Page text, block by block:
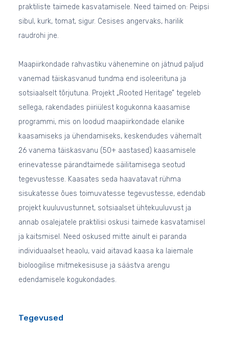
praktiliste taimede kasvatamisele. Need taimed on: Peipsi
sibul, kurk, tomat, sigur. Cesises angervaks, harilik
raudrohi jne.
Maapiirkondade rahvastiku vähenemine on jätnud paljud
vanemad täiskasvanud tundma end isoleerituna ja
sotsiaalselt tõrjutuna. Projekt „Rooted Heritage” tegeleb
sellega, rakendades piiriülest kogukonna kaasamise
programmi, mis on loodud maapiirkondade elanike
kaasamiseks ja ühendamiseks, keskendudes vähemalt
26 vanema täiskasvanu (50+ aastased) kaasamisele
erinevatesse pärandtaimede säilitamisega seotud
tegevustesse. Kaasates seda haavatavat rühma
sisukatesse õues toimuvatesse tegevustesse, edendab
projekt kuuluvustunnet, sotsiaalset ühtekuuluvust ja
annab osalejatele praktilisi oskusi taimede kasvatamisel
ja kaitsmisel. Need oskused mitte ainult ei paranda
individuaalset heaolu, vaid aitavad kaasa ka laiemale
bioloogilise mitmekesisuse ja säästva arengu
edendamisele kogukondades.
Tegevused